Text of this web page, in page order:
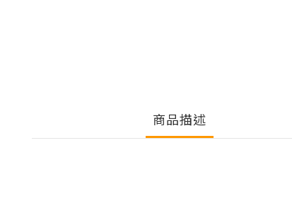
商品描述